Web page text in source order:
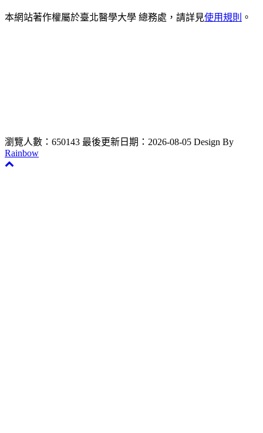
本網站著作權屬於臺北醫學大學 總務處，請詳見使用規則 。
瀏覽人數：650143 最後更新日期：2026-08-05 Design By
Rainbow